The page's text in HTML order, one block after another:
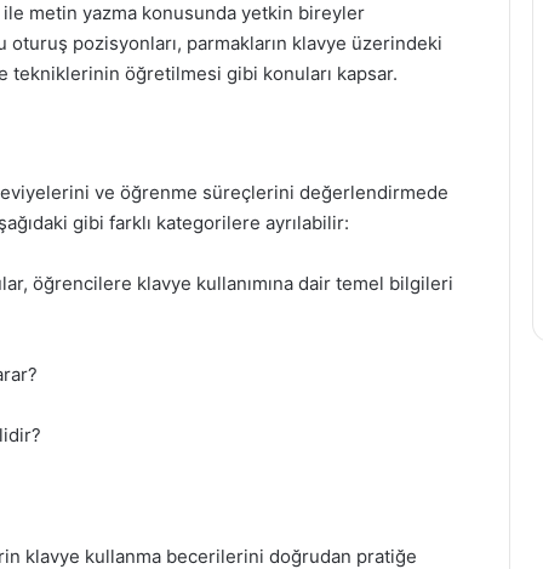
metin yazma konusunda yetkin bireyler
pozisyonları, parmakların klavye üzerindeki
tekniklerinin öğretilmesi gibi konuları kapsar.
ve öğrenme süreçlerini değerlendirmede
gibi farklı kategorilere ayrılabilir:
öğrencilere klavye kullanımına dair temel bilgileri
klavye kullanma becerilerini doğrudan pratiğe